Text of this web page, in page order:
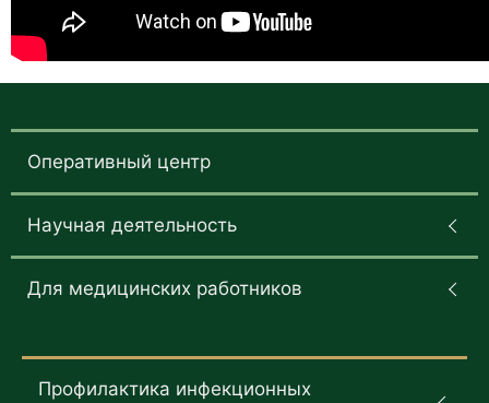
Оперативный центр
Научная деятельность
Для медицинских работников
Профилактика инфекционных